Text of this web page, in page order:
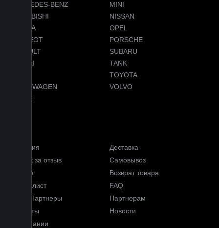
MERCEDES-BENZ
MINI
MITSUBISHI
NISSAN
OMODA
OPEL
PEUGEOT
PORSCHE
RENAULT
SUBARU
SUZUKI
TANK
TOYOTA
VOLKSWAGEN
VOLVO
VOYAH
Гарантия
Доставка
Кэшбэк за отзыв
Самовывоз
Оплата
Возврат товара
Прайс-лист
FAQ
Наши Партнеры
Партнерам
Контакты
Новости
О компании